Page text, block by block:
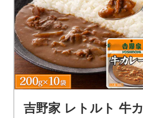
吉野家 レトルト 牛カ